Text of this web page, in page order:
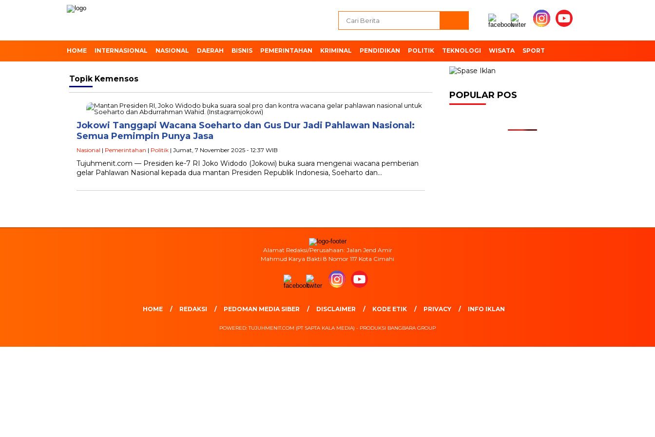
HOME INTERNASIONAL NASIONAL DAERAH BISNIS PEMERINTAHAN KRIMINAL PENDIDIKAN POLITIK TEKNOLOGI WISATA SPORT
Topik Kemensos
Jokowi Tanggapi Wacana Soeharto dan Gus Dur Jadi Pahlawan Nasional:
Semua Pemimpin Punya Jasa
Nasional | Pemerintahan | Politik | Jumat, 7 November 2025 - 12:37 WIB
Tujuhmenit.com — Presiden ke-7 RI Joko Widodo (Jokowi) buka suara mengenai wacana pemberian
gelar Pahlawan Nasional kepada dua mantan Presiden Republik Indonesia, Soeharto dan…
POPULAR POS
Alamat Redaksi/Perusahaan: Jalan Jend Amir
Mahmud Karya Bakti 8 Nomor 117 Kota Cimahi
HOME REDAKSI PEDOMAN MEDIA SIBER DISCLAIMER KODE ETIK PRIVACY INFO IKLAN
POWERED: TUJUHMENIT.COM (PT SAPTA KALA MEDIA) - PRODUKSI BANGBARA GROUP